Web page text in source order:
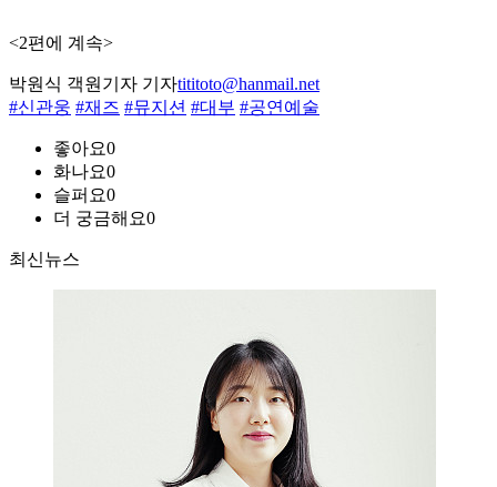
<2편에 계속>
박원식 객원기자 기자tititoto@hanmail.net
#신관웅 #재즈 #뮤지션 #대부 #공연예술
좋아요0
화나요0
슬퍼요0
더 궁금해요0
최신뉴스